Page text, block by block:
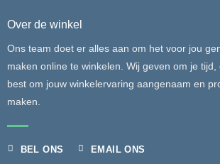
Over de winkel
Ons team doet er alles aan om het voor jou
maken online te winkelen. Wij geven om je
best om jouw winkelervaring aangenaam en
maken.
BEL ONS EMAIL ONS